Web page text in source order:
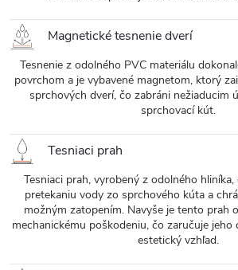
Magnetické tesnenie dverí
Tesnenie z odolného PVC materiálu
povrchom a je vybavené magnetom, ktorý
sprchových dverí, čo zabráni nežiaducim
sprchovací kút.
Tesniaci prah
Tesniaci prah, vyrobený z odolného
pretekaniu vody zo sprchového kúta a
možným zatopením. Navyše je tento prah
mechanickému poškodeniu, čo zaručuje
estetický vzhľad.